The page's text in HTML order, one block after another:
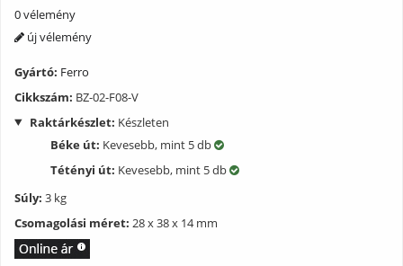
0 vélemény
új vélemény
Gyártó: Ferro
Cikkszám: BZ-02-F08-V
Raktárkészlet: Készleten
Béke út: Kevesebb, mint 5 db
Tétényi út: Kevesebb, mint 5 db
Súly: 3 kg
Csomagolási méret: 28 x 38 x 14 mm